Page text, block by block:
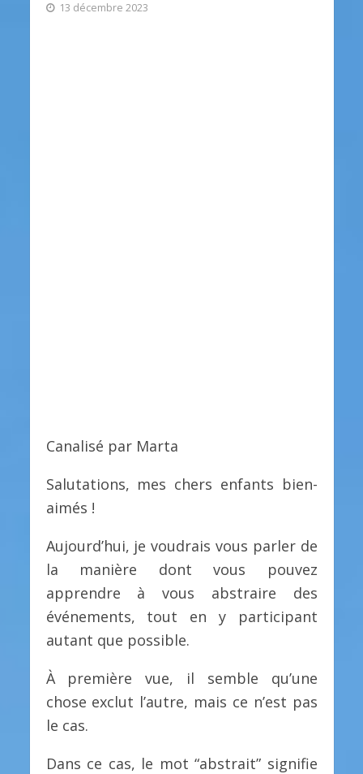
13 décembre 2023
Canalisé par Marta
Salutations, mes chers enfants bien-
aimés !
Aujourd’hui, je voudrais vous parler de
la manière dont vous pouvez
apprendre à vous abstraire des
événements, tout en y participant
autant que possible.
À première vue, il semble qu’une
chose exclut l’autre, mais ce n’est pas
le cas.
Dans ce cas, le mot “abstrait” signifie